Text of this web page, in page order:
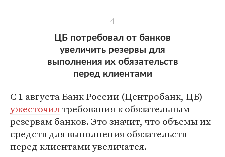
4
ЦБ потребовал от банков
увеличить резервы для
выполнения их обязательств
перед клиентами
С 1 августа Банк России (Центробанк, ЦБ)
ужесточилтребования к обязательным
резервам банков. Это значит, что объемы их
средств для выполнения обязательств
перед клиентами увеличатся.